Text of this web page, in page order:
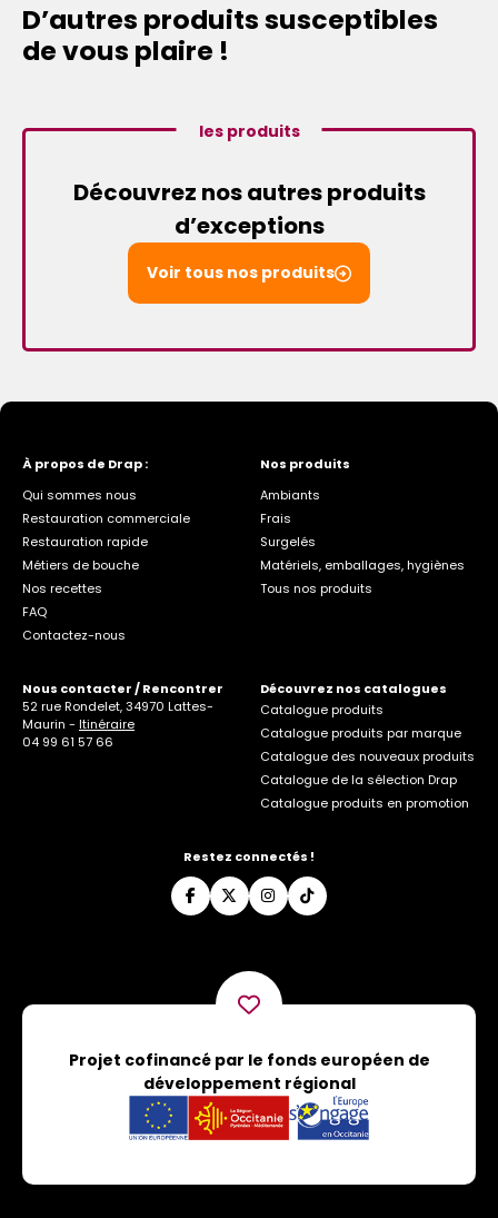
D’autres produits susceptibles
de vous plaire !
les produits
Découvrez nos autres produits
d’exceptions
Voir tous nos produits
À propos de Drap :
Qui sommes nous
Restauration commerciale
Restauration rapide
Métiers de bouche
Nos recettes
FAQ
Contactez-nous
Nos produits
Ambiants
Frais
Surgelés
Matériels, emballages, hygiènes
Tous nos produits
Nous contacter / Rencontrer
52 rue Rondelet, 34970 Lattes-
Maurin - Itinéraire
04 99 61 57 66
Découvrez nos catalogues
Catalogue produits
Catalogue produits par marque
Catalogue des nouveaux produits
Catalogue de la sélection Drap
Catalogue produits en promotion
Restez connectés !
Projet cofinancé par le fonds européen de
développement régional